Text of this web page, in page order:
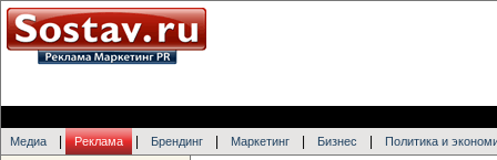
Медиа Реклама Брендинг Маркетинг Бизнес Политика и